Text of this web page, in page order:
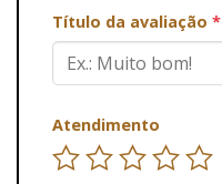
Título da avaliação *
Atendimento